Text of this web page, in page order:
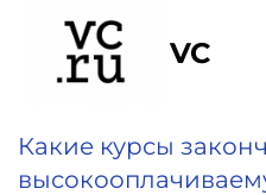
VC
Какие курсы
Бизнес
и
Дизайн